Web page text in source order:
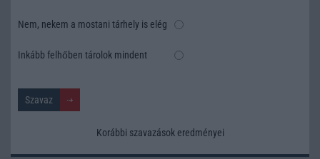
Nem, nekem a mostani tárhely is elég
Inkább felhőben tárolok mindent
Korábbi szavazások eredményei